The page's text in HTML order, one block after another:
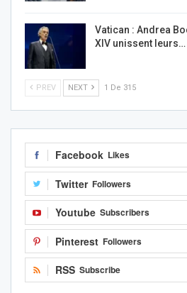
Vatican : Andrea
XIV unissent leurs…
PREV NEXT 1 De 315
Facebook Likes
Twitter Followers
Youtube Subscribers
Pinterest Followers
RSS Subscribe